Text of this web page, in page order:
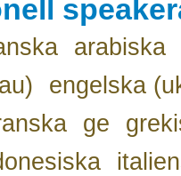
arabiska
engelska
ge